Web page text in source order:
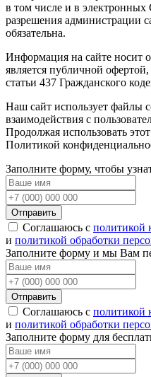
в том числе и в
разрешения администрации
обязательна.
Информация на сайте носит
является публичной
статьи 437 Гражданского
Наш сайт использует файлы
взаимодействия с
Продолжая использовать
Политикой
Заполните форму, чтобы
Отправить
Соглашаюсь с политикой
и политикой обработки
Заполните форму и мы Вам
Отправить
Соглашаюсь с политикой
и политикой обработки
Заполните форму для